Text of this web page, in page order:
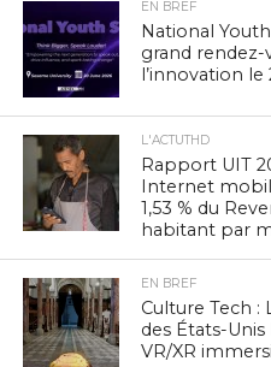
EN BREF
National
grand rendez-
l’innovation le
L'ACTUTHD
Rapport UIT
Internet
1,53 % du
habitant par
EN BREF
Culture Tech :
des États-
VR/XR